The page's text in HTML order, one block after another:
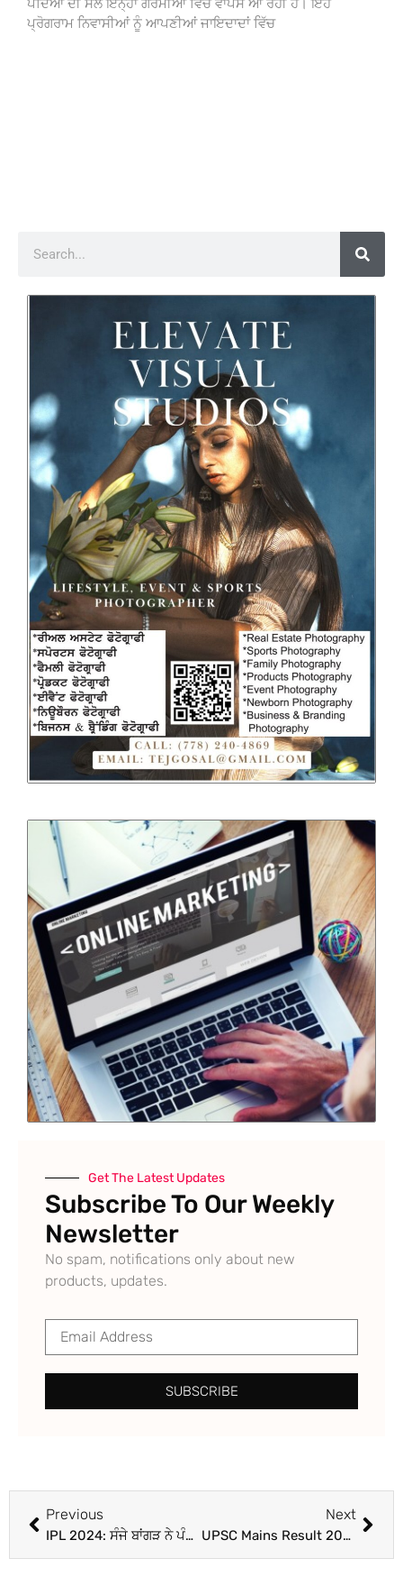
ਪੌਦਿਆਂ ਦੀ ਸੇਲ ਇਨ੍ਹਾਂ ਗਰਮੀਆਂ ਵਿੱਚ ਵਾਪਸ ਆ ਰਹੀ ਹੈ। ਇਹ
ਪ੍ਰੋਗਰਾਮ ਨਿਵਾਸੀਆਂ ਨੂੰ ਆਪਣੀਆਂ ਜਾਇਦਾਦਾਂ ਵਿੱਚ
Get The Latest Updates
Subscribe To Our Weekly
Newsletter
No spam, notifications only about new
products, updates.
SUBSCRIBE
Previous
IPL 2024: ਸੰਜੇ ਬਾਂਗੜ ਨੇ ਪੰਜਾਬ ਕਿੰਗਜ਼ ’ਚ ਕੀਤੀ ਵਾਪਸੀ, ਫ੍ਰੈਂਚਾਈਜ਼ੀ ਨੇ ਦਿੱਤੀ ਵੱਡੀ ਜ਼ਿੰਮੇਵਾਰੀ
Next
UPSC Mains Result 2023: UPSC ਨੇ ਸਿਵਲ ਸੇਵਾਵਾਂ ਮੁੱਖ ਪ੍ਰੀਖਿਆ ਦਾ ਨਤੀਜਾ ਕੀਤਾ ਜਾਰੀ , ਇਸ ਤਰ੍ਹਾਂ ਕਰੋ ਚੈੱਕ